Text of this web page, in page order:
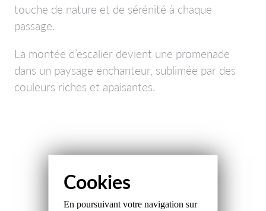
touche de nature et de sérénité à chaque
passage.
La montée d’escalier devient une promenade
dans un paysage enchanteur, sublimée par des
couleurs riches et apaisantes.
En poursuivant votre navigation sur